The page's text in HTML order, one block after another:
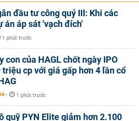
đầu tư công quý III: Khi các
án áp sát 'vạch đích'
1 phút trước
con của HAGL chốt ngày IPO
triệu cp với giá gấp hơn 4 lần cổ
- 1 phút trước
quỹ PYN Elite giảm hơn 2.100